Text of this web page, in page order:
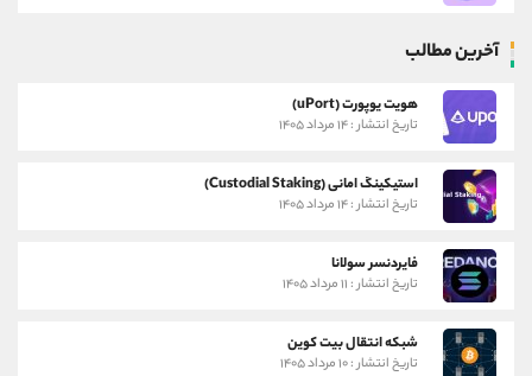
آخرین مطالب
هویت یوپورت (uPort)
تاریخ انتشار : ۱۴ مرداد ۱۴۰۵
استیکینگ امانی (Custodial Staking)
تاریخ انتشار : ۱۴ مرداد ۱۴۰۵
فایردنسر سولانا
تاریخ انتشار : ۱۱ مرداد ۱۴۰۵
شبکه انتقال بیت کوین
تاریخ انتشار : ۱۰ مرداد ۱۴۰۵